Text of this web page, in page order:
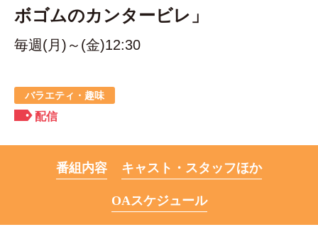
ボゴムのカンタービレ」
毎週(月)～(金)12:30
バラエティ・趣味
配信
番組内容 キャスト・スタッフほか
OAスケジュール